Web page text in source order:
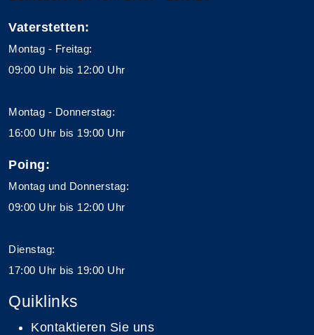
Vaterstetten:
Montag - Freitag:
09:00 Uhr bis 12:00 Uhr
Montag - Donnerstag:
16:00 Uhr bis 19:00 Uhr
Poing:
Montag und Donnerstag:
09:00 Uhr bis 12:00 Uhr
Dienstag:
17:00 Uhr bis 19:00 Uhr
Quiklinks
Kontaktieren Sie uns